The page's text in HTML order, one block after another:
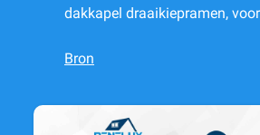
dakkapel draaikiepramen,
Bron